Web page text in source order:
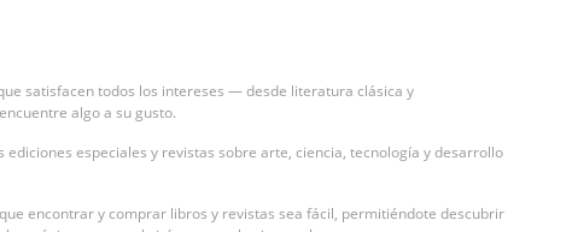
satisfacen todos los intereses — desde literatura clásica y
algo a su gusto.
especiales y revistas sobre arte, ciencia, tecnología y desarrollo
encontrar y comprar libros y revistas sea fácil, permitiéndote descubrir